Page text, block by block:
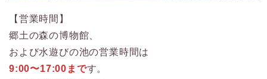
【営業時間】
郷土の森の博物館、
および水遊びの池の営業時間は
9:00〜17:00まです。